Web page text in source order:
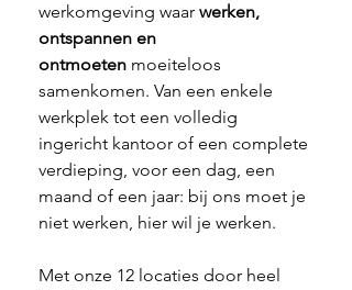
werkomgeving waar werken,
ontspannen en
ontmoeten moeiteloos
samenkomen. Van een enkele
werkplek tot een volledig
ingericht kantoor of een complete
verdieping, voor een dag, een
maand of een jaar: bij ons moet je
niet werken, hier wil je werken.
Met onze 12 locaties door heel